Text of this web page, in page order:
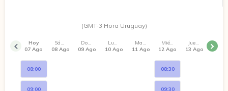
(GMT-3 Hora Uruguay)
Hoy
07 Ago
08:00
09:00
Sábado
08 Ago
Domingo
09 Ago
Lunes
10 Ago
Martes
11 Ago
Miércoles
12 Ago
08:30
09:30
Jueves
13 Ago